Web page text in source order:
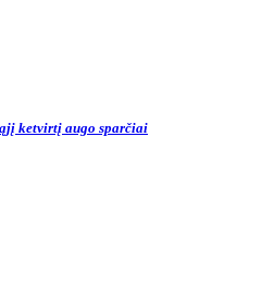
ketvirtį augo sparčiai